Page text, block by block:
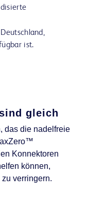
ist.
gleich
das die nadelfreie
Konnektoren
können,
verringern.